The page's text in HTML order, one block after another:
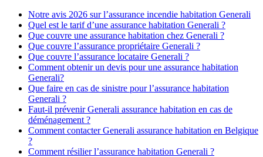
Notre avis 2026 sur l’assurance incendie habitation Generali
Quel est le tarif d’une assurance habitation Generali ?
Que couvre une assurance habitation chez Generali ?
Que couvre l’assurance propriétaire Generali ?
Que couvre l’assurance locataire Generali ?
Comment obtenir un devis pour une assurance habitation
Generali?
Que faire en cas de sinistre pour l’assurance habitation
Generali ?
Faut-il prévenir Generali assurance habitation en cas de
déménagement ?
Comment contacter Generali assurance habitation en Belgique
?
Comment résilier l’assurance habitation Generali ?